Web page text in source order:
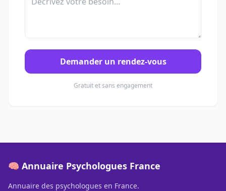
Demander un rendez-vous
Gratuit et sans engagement
🧠 Annuaire Psychologues France
Annuaire des psychologues en France.